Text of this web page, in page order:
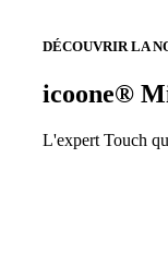
DÉCOUVRIR LA
icoone®
L'expert Touch